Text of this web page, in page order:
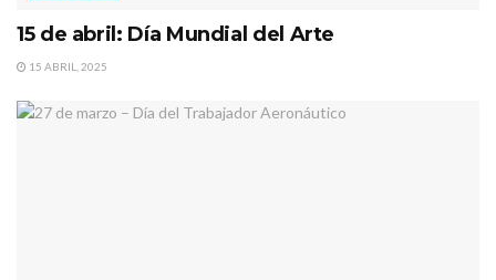
15 de abril: Día Mundial del Arte
15 ABRIL, 2025